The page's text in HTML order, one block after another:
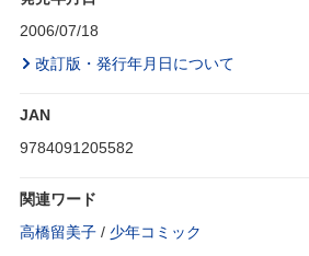
2006/07/18
改訂版・発行年月日について
JAN
9784091205582
関連ワード
高橋留美子 / 少年コミック